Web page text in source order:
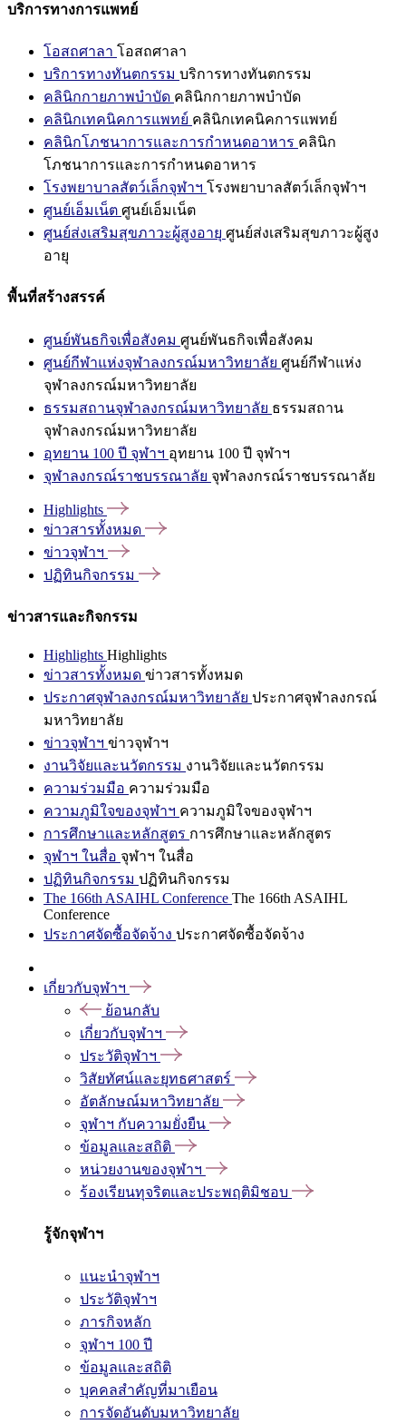
บริการทางการแพทย์
โอสถศาลา โอสถศาลา
บริการทางทันตกรรม บริการทางทันตกรรม
คลินิกกายภาพบำบัด คลินิกกายภาพบำบัด
คลินิกเทคนิคการแพทย์ คลินิกเทคนิคการแพทย์
คลินิกโภชนาการและการกำหนดอาหาร คลินิก
โภชนาการและการกำหนดอาหาร
โรงพยาบาลสัตว์เล็กจุฬาฯ โรงพยาบาลสัตว์เล็กจุฬาฯ
ศูนย์เอ็มเน็ต ศูนย์เอ็มเน็ต
ศูนย์ส่งเสริมสุขภาวะผู้สูงอายุ ศูนย์ส่งเสริมสุขภาวะผู้สูง
อายุ
พื้นที่สร้างสรรค์
ศูนย์พันธกิจเพื่อสังคม ศูนย์พันธกิจเพื่อสังคม
ศูนย์กีฬาแห่งจุฬาลงกรณ์มหาวิทยาลัย ศูนย์กีฬาแห่ง
จุฬาลงกรณ์มหาวิทยาลัย
ธรรมสถานจุฬาลงกรณ์มหาวิทยาลัย ธรรมสถาน
จุฬาลงกรณ์มหาวิทยาลัย
อุทยาน 100 ปี จุฬาฯ อุทยาน 100 ปี จุฬาฯ
จุฬาลงกรณ์ราชบรรณาลัย จุฬาลงกรณ์ราชบรรณาลัย
Highlights
ข่าวสารทั้งหมด
ข่าวจุฬาฯ
ปฏิทินกิจกรรม
ข่าวสารและกิจกรรม
Highlights Highlights
ข่าวสารทั้งหมด ข่าวสารทั้งหมด
ประกาศจุฬาลงกรณ์มหาวิทยาลัย ประกาศจุฬาลงกรณ์
มหาวิทยาลัย
ข่าวจุฬาฯ ข่าวจุฬาฯ
งานวิจัยและนวัตกรรม งานวิจัยและนวัตกรรม
ความร่วมมือ ความร่วมมือ
ความภูมิใจของจุฬาฯ ความภูมิใจของจุฬาฯ
การศึกษาและหลักสูตร การศึกษาและหลักสูตร
จุฬาฯ ในสื่อ จุฬาฯ ในสื่อ
ปฏิทินกิจกรรม ปฏิทินกิจกรรม
The 166th ASAIHL Conference The 166th ASAIHL
Conference
ประกาศจัดซื้อจัดจ้าง ประกาศจัดซื้อจัดจ้าง
เกี่ยวกับจุฬาฯ
ย้อนกลับ
เกี่ยวกับจุฬาฯ
ประวัติจุฬาฯ
วิสัยทัศน์และยุทธศาสตร์
อัตลักษณ์มหาวิทยาลัย
จุฬาฯ กับความยั่งยืน
ข้อมูลและสถิติ
หน่วยงานของจุฬาฯ
ร้องเรียนทุจริตและประพฤติมิชอบ
รู้จักจุฬาฯ
แนะนำจุฬาฯ
ประวัติจุฬาฯ
ภารกิจหลัก
จุฬาฯ 100 ปี
ข้อมูลและสถิติ
บุคคลสำคัญที่มาเยือน
การจัดอันดับมหาวิทยาลัย